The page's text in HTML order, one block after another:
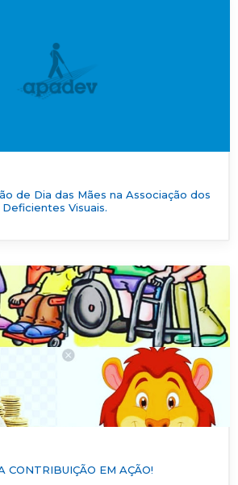
de Dia das Mães na Associação dos
Visuais.
CONTRIBUIÇÃO EM AÇÃO!